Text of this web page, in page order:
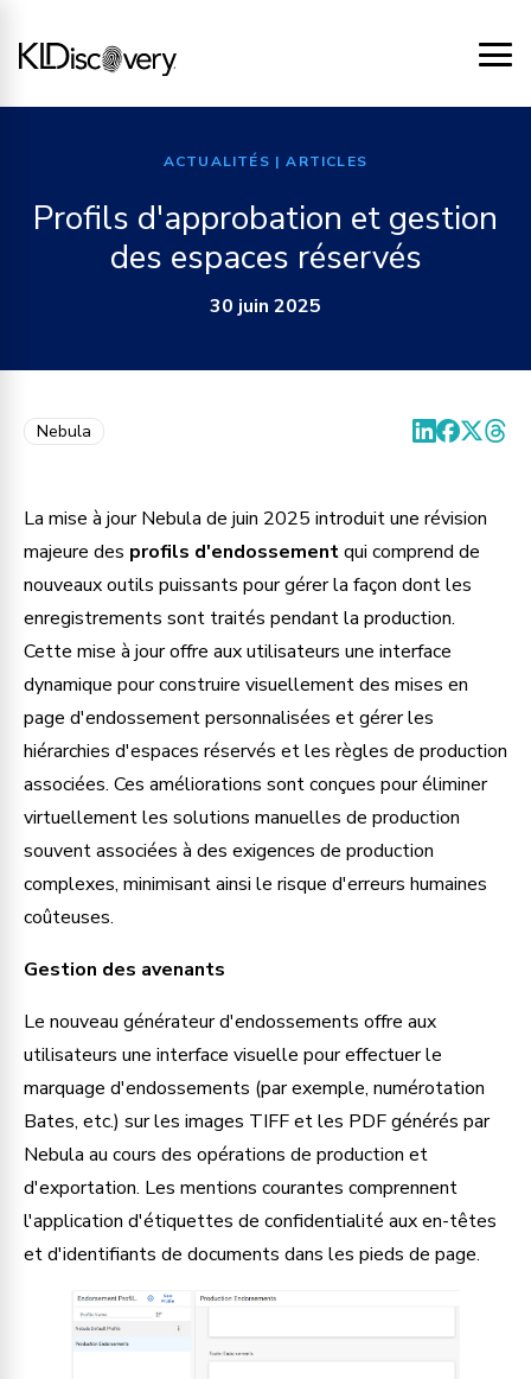
ACTUALITÉS | ARTICLES
Profils d'approbation et gestion
des espaces réservés
30 juin 2025
Nebula
La mise à jour Nebula de juin 2025 introduit une révision
majeure des profils d'endossement qui comprend de
nouveaux outils puissants pour gérer la façon dont les
enregistrements sont traités pendant la production.
Cette mise à jour offre aux utilisateurs une interface
dynamique pour construire visuellement des mises en
page d'endossement personnalisées et gérer les
hiérarchies d'espaces réservés et les règles de production
associées. Ces améliorations sont conçues pour éliminer
virtuellement les solutions manuelles de production
souvent associées à des exigences de production
complexes, minimisant ainsi le risque d'erreurs humaines
coûteuses.
Gestion des avenants
Le nouveau générateur d'endossements offre aux
utilisateurs une interface visuelle pour effectuer le
marquage d'endossements (par exemple, numérotation
Bates, etc.) sur les images TIFF et les PDF générés par
Nebula au cours des opérations de production et
d'exportation. Les mentions courantes comprennent
l'application d'étiquettes de confidentialité aux en-têtes
et d'identifiants de documents dans les pieds de page.